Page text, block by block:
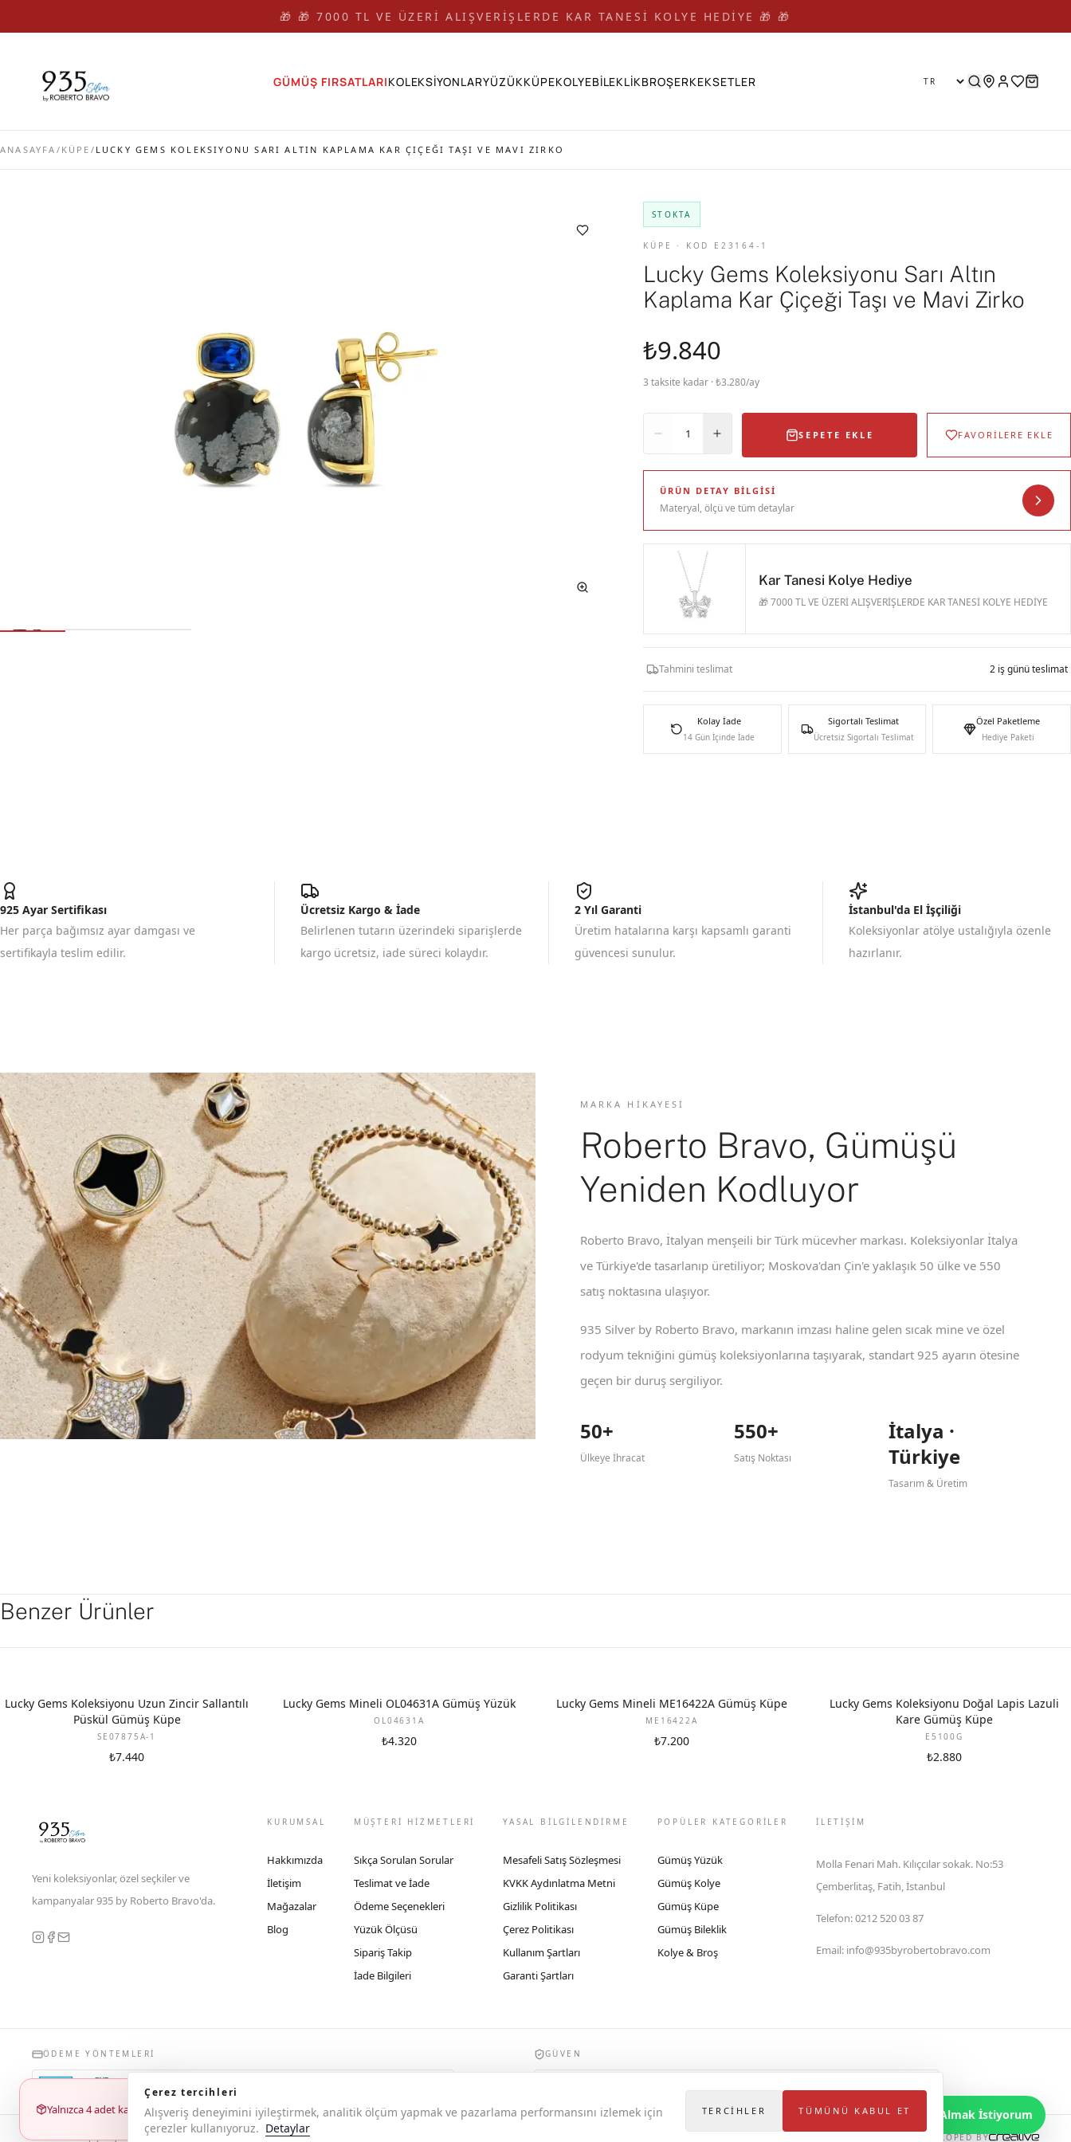
🎁 🎁 7000 TL VE ÜZERİ ALIŞVERİŞLERDE KAR TANESİ KOLYE HEDİYE 🎁 🎁
GÜMÜŞ FIRSATLARIKOLEKSİYONLARYÜZÜKKÜPEKOLYEBİLEKLİKBROŞERKEKSETLER
ANASAYFA / KÜPE / LUCKY GEMS KOLEKSIYONU SARI ALTIN KAPLAMA KAR ÇIÇEĞI TAŞI VE MAVI ZIRKO
STOKTA
KÜPE · KOD E23164-1
Lucky Gems Koleksiyonu Sarı Altın
Kaplama Kar Çiçeği Taşı ve Mavi Zirko
Yalnızca 4 adet kaldı
₺9.840
3 taksite kadar · ₺3.280/ay
1 SEPETE EKLE FAVORİLERE EKLE
ÜRÜN DETAY BILGISI
Materyal, ölçü ve tüm detaylar
Kar Tanesi Kolye Hediye
🎁 7000 TL VE ÜZERİ ALIŞVERİŞLERDE KAR TANESİ KOLYE HEDİYE
Tahmini teslimat 2 iş günü teslimat
Kolay İade
14 Gün İçinde İade
Sigortalı Teslimat
Ücretsiz Sigortalı Teslimat
Özel Paketleme
Hediye Paketi
925 Ayar Sertifikası
Her parça bağımsız ayar damgası ve
sertifikayla teslim edilir.
Ücretsiz Kargo & İade
Belirlenen tutarın üzerindeki siparişlerde
kargo ücretsiz, iade süreci kolaydır.
2 Yıl Garanti
Üretim hatalarına karşı kapsamlı garanti
güvencesi sunulur.
İstanbul'da El İşçiliği
Koleksiyonlar atölye ustalığıyla özenle
hazırlanır.
MARKA HIKAYESI
Roberto Bravo, Gümüşü
Yeniden Kodluyor
Roberto Bravo, İtalyan menşeili bir Türk mücevher markası. Koleksiyonlar İtalya
ve Türkiye'de tasarlanıp üretiliyor; Moskova'dan Çin'e yaklaşık 50 ülke ve 550
satış noktasına ulaşıyor.
935 Silver by Roberto Bravo, markanın imzası haline gelen sıcak mine ve özel
rodyum tekniğini gümüş koleksiyonlarına taşıyarak, standart 925 ayarın ötesine
geçen bir duruş sergiliyor.
50+
Ülkeye İhracat
550+
Satış Noktası
İtalya ·
Türkiye
Tasarım & Üretim
Benzer Ürünler
Lucky Gems Koleksiyonu Uzun Zincir Sallantılı
Püskül Gümüş Küpe
SE07875A-1
₺7.440
Lucky Gems Mineli OL04631A Gümüş Yüzük
OL04631A
₺4.320
Lucky Gems Mineli ME16422A Gümüş Küpe
ME16422A
₺7.200
Lucky Gems Koleksiyonu Doğal Lapis Lazuli
Kare Gümüş Küpe
E5100G
₺2.880
Yeni koleksiyonlar, özel seçkiler ve
kampanyalar 935 by Roberto Bravo'da.
KURUMSAL
Hakkımızda
İletişim
Mağazalar
Blog
MÜŞTERİ HİZMETLERİ
Sıkça Sorulan Sorular
Teslimat ve İade
Ödeme Seçenekleri
Yüzük Ölçüsü
Sipariş Takip
İade Bilgileri
YASAL BİLGİLENDİRME
Mesafeli Satış Sözleşmesi
KVKK Aydınlatma Metni
Gizlilik Politikası
Çerez Politikası
Kullanım Şartları
Garanti Şartları
POPÜLER KATEGORİLER
Gümüş Yüzük
Gümüş Kolye
Gümüş Küpe
Gümüş Bileklik
Kolye & Broş
İLETIŞIM
Molla Fenari Mah. Kılıçcılar sokak. No:53
Çemberlitaş, Fatih, İstanbul
Telefon:0212 520 03 87
Email: info@935byrobertobravo.com
ÖDEME YÖNTEMLERI GÜVEN
© 2026 Copyright 935 by Roberto Bravo DEVELOPED BY
Bilgi Almak İstiyorum
Çerez tercihleri
Alışveriş deneyimini iyileştirmek, analitik ölçüm yapmak ve pazarlama performansını izlemek için
çerezler kullanıyoruz. Detaylar
TERCIHLER TÜMÜNÜ KABUL ET